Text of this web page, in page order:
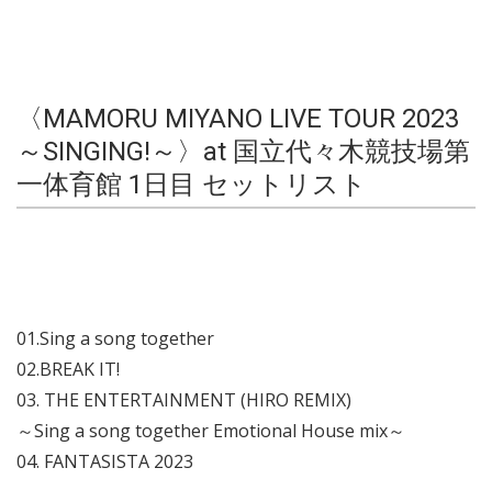
〈MAMORU MIYANO LIVE TOUR 2023
～SINGING!～〉at 国立代々木競技場第
一体育館 1日目 セットリスト
01.Sing a song together
02.BREAK IT!
03. THE ENTERTAINMENT (HIRO REMIX)
～Sing a song together Emotional House mix～
04. FANTASISTA 2023